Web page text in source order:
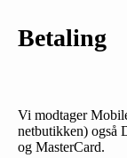
Betaling
Vi modtager
netbutikken)
og MasterCard.